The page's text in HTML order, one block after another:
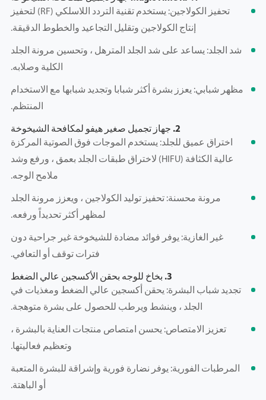
تحفيز الكولاجين: يستخدم تقنية التردد اللاسلكي (RF) لتحفيز
إنتاج الكولاجين وتقليل التجاعيد والخطوط الدقيقة.
شد الجلد: يساعد على شد الجلد المترهل ، وتحسين مرونة الجلد
الكلية وصلابه.
مظهر شبابي: يعزز بشرة أكثر شبابا وتجديد شبابها مع الاستخدام
المنتظم.
2. جهاز تجميل صغير هيفو لمكافحة الشيخوخة
اختراق عميق للجلد: يستخدم الموجات فوق الصوتية المركزة
عالية الكثافة (HIFU) لاختراق طبقات الجلد بعمق ، ورفع وشد
ملامح الوجه.
مرونة محسنة: تحفيز توليد الكولاجين ، ويعزز مرونة الجلد
لمظهر أكثر تحديداً ورفعه.
غير الغازية: يوفر فوائد مضادة للشيخوخة غير جراحية دون
فترات توقف أو التعافي.
3. بخاخ للوجه بحقن الأكسجين عالي الضغط
تجديد شباب البشرة: يحقن أكسجين عالي الضغط ومغذيات في
الجلد ، وينشط ويرطب للحصول على بشرة متوهجة.
تعزيز الامتصاص: يحسن امتصاص منتجات العناية بالبشرة ،
وتعظيم فعاليتها.
المرطبات الفورية: يوفر نضارة فورية وإشراقة للبشرة المتعبة
أو الباهتة.